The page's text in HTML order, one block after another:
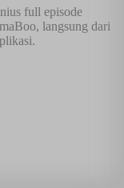
full episode
langsung dari